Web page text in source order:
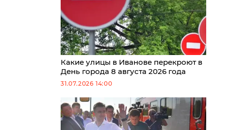
Какие улицы в Иванове перекроют в
День города 8 августа 2026 года
31.07.2026 14:00